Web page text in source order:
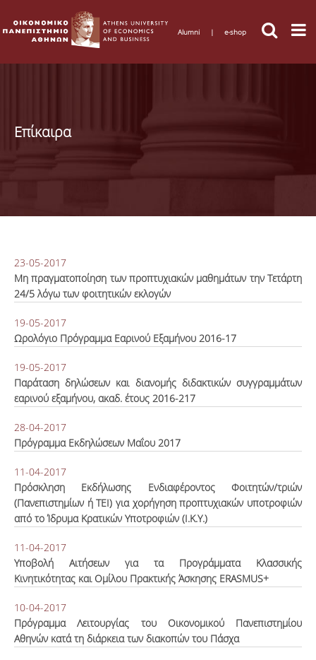
Alumni | e-shop
Επίκαιρα
23-05-2017
Μη πραγματοποίηση των προπτυχιακών μαθημάτων την Τετάρτη
24/5 λόγω των φοιτητικών εκλογών
19-05-2017
Ωρολόγιο Πρόγραμμα Εαρινού Εξαμήνου 2016-17
19-05-2017
Παράταση δηλώσεων και διανομής διδακτικών συγγραμμάτων
εαρινού εξαμήνου, ακαδ. έτους 2016-217
28-04-2017
Πρόγραμμα Εκδηλώσεων Μαΐου 2017
11-04-2017
Πρόσκληση Εκδήλωσης Ενδιαφέροντος Φοιτητών/τριών
(Πανεπιστημίων ή ΤΕΙ) για χορήγηση προπτυχιακών υποτροφιών
από το Ίδρυμα Κρατικών Υποτροφιών (Ι.Κ.Υ.)
11-04-2017
Υποβολή Αιτήσεων για τα Προγράμματα Κλασσικής
Κινητικότητας και Ομίλου Πρακτικής Άσκησης ERASMUS+
10-04-2017
Πρόγραμμα Λειτουργίας του Οικονομικού Πανεπιστημίου
Αθηνών κατά τη διάρκεια των διακοπών του Πάσχα